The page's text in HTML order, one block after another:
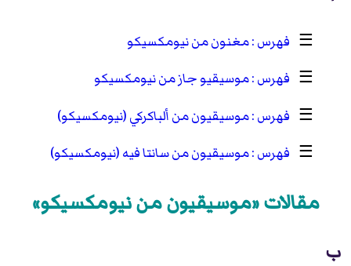
☰
مغنون من نيومكسيكو
☰
موسيقيو جاز من نيومكسيكو
☰
موسيقيون من ألباكركي (نيومكسيكو)
☰
موسيقيون من سانتا فيه (نيومكسيكو)
مقالات «موسيقيون من نيومكسيكو»
ب